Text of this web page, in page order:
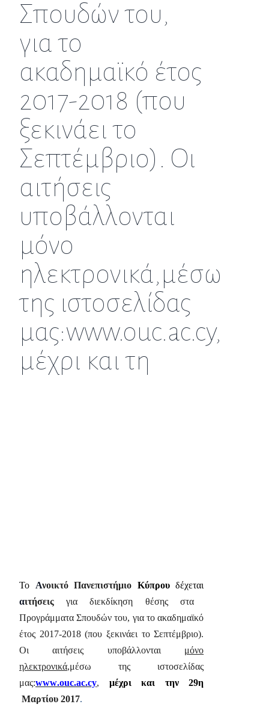
Σπουδών του,
για το
ακαδημαϊκό έτος
2017-2018 (που
ξεκινάει το
Σεπτέμβριο). Οι
αιτήσεις
υποβάλλονται
μόνο
ηλεκτρονικά,μέσω
της ιστοσελίδας
μας:www.ouc.ac.cy,
μέχρι και τη
Το Ανοικτό Πανεπιστήμιο Κύπρουδέχεται
αιτήσειςγια διεκδίκηση θέσης στα
Προγράμματα Σπουδών του, για το ακαδημαϊκό
έτος 2017-2018 (που ξεκινάει το Σεπτέμβριο).
Οι αιτήσεις υποβάλλονται μόνο
ηλεκτρονικά,μέσω της ιστοσελίδας
μας:www.ouc.ac.cy, μέχρι και την 29η
Μαρτίου 2017.